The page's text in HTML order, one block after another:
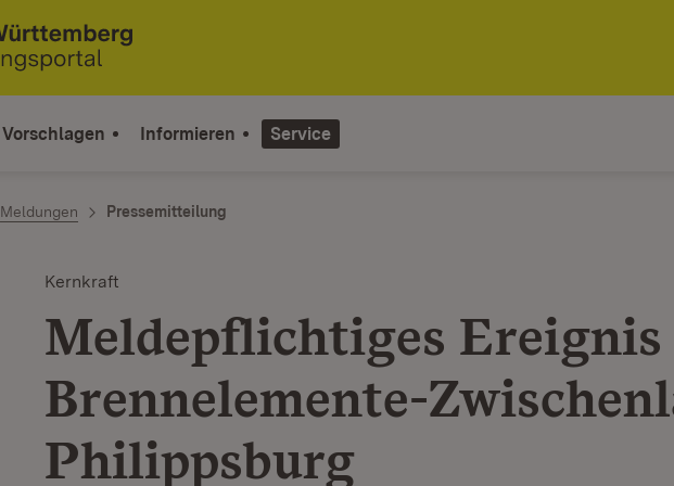
Vorschlagen Informieren Service
Meldungen Pressemitteilung
Kernkraft
Meldepflichtiges
Brennelemente-
Philippsburg